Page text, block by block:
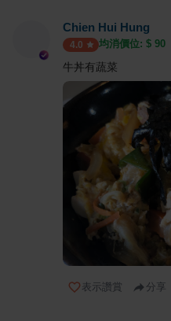
Chien Hui Hung
4.0 均消價位: $ 90
牛丼有蔬菜
表示讚賞 分享